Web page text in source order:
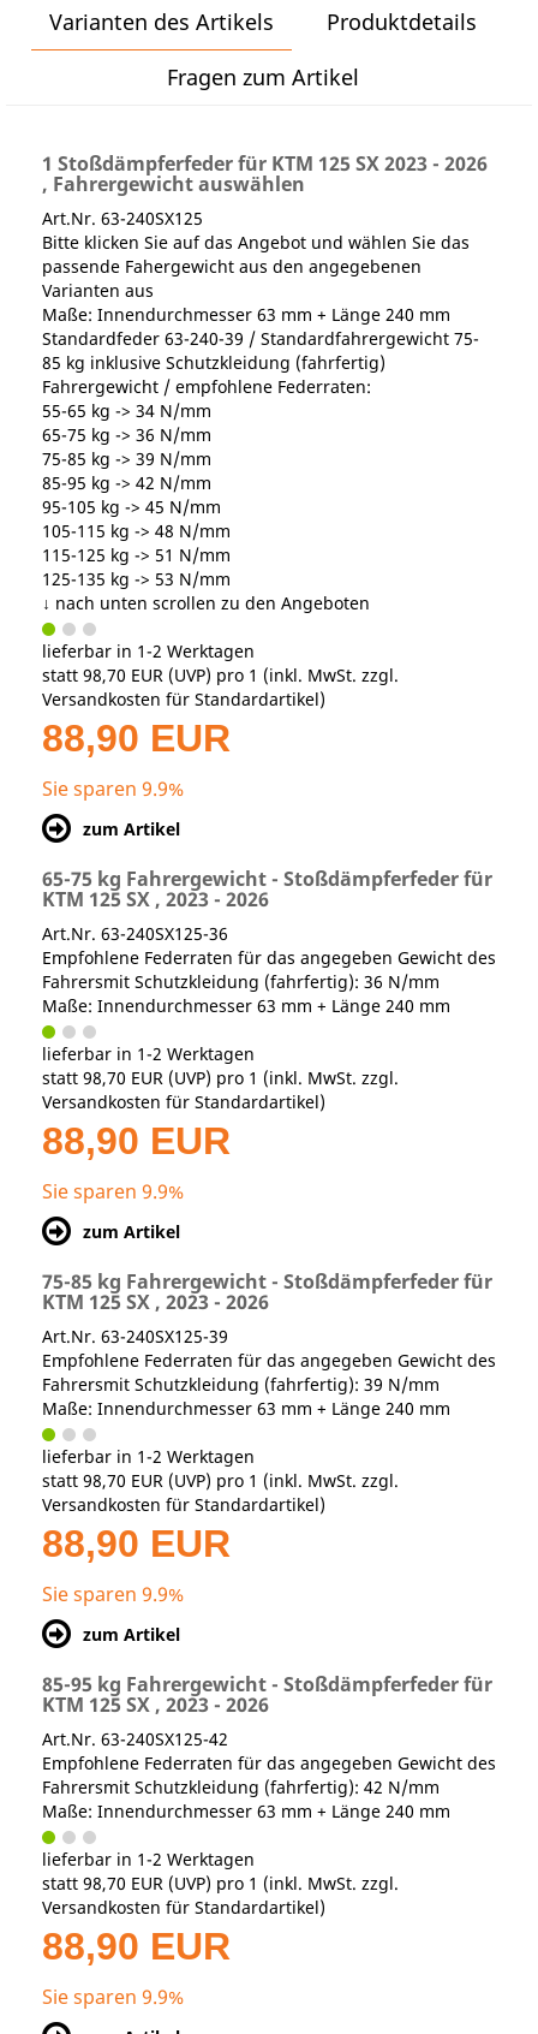
Varianten des Artikels
Produktdetails
Fragen zum Artikel
1 Stoßdämpferfeder für KTM 125 SX 2023 - 2026
, Fahrergewicht auswählen
Art.Nr. 63-240SX125
Bitte klicken Sie auf das Angebot und wählen Sie das
passende Fahergewicht aus den angegebenen
Varianten aus
Maße: Innendurchmesser 63 mm + Länge 240 mm
Standardfeder 63-240-39 / Standardfahrergewicht 75-
85 kg inklusive Schutzkleidung (fahrfertig)
Fahrergewicht / empfohlene Federraten:
55-65 kg -> 34 N/mm
65-75 kg -> 36 N/mm
75-85 kg -> 39 N/mm
85-95 kg -> 42 N/mm
95-105 kg -> 45 N/mm
105-115 kg -> 48 N/mm
115-125 kg -> 51 N/mm
125-135 kg -> 53 N/mm
↓ nach unten scrollen zu den Angeboten
lieferbar in 1-2 Werktagen
statt 98,70 EUR (UVP) pro 1 (inkl. MwSt. zzgl.
Versandkosten für Standardartikel)
88,90 EUR
Sie sparen 9.9%
zum Artikel
65-75 kg Fahrergewicht - Stoßdämpferfeder für
KTM 125 SX , 2023 - 2026
Art.Nr. 63-240SX125-36
Empfohlene Federraten für das angegeben Gewicht des
Fahrersmit Schutzkleidung (fahrfertig): 36 N/mm
Maße: Innendurchmesser 63 mm + Länge 240 mm
lieferbar in 1-2 Werktagen
statt 98,70 EUR (UVP) pro 1 (inkl. MwSt. zzgl.
Versandkosten für Standardartikel)
88,90 EUR
Sie sparen 9.9%
zum Artikel
75-85 kg Fahrergewicht - Stoßdämpferfeder für
KTM 125 SX , 2023 - 2026
Art.Nr. 63-240SX125-39
Empfohlene Federraten für das angegeben Gewicht des
Fahrersmit Schutzkleidung (fahrfertig): 39 N/mm
Maße: Innendurchmesser 63 mm + Länge 240 mm
lieferbar in 1-2 Werktagen
statt 98,70 EUR (UVP) pro 1 (inkl. MwSt. zzgl.
Versandkosten für Standardartikel)
88,90 EUR
Sie sparen 9.9%
zum Artikel
85-95 kg Fahrergewicht - Stoßdämpferfeder für
KTM 125 SX , 2023 - 2026
Art.Nr. 63-240SX125-42
Empfohlene Federraten für das angegeben Gewicht des
Fahrersmit Schutzkleidung (fahrfertig): 42 N/mm
Maße: Innendurchmesser 63 mm + Länge 240 mm
lieferbar in 1-2 Werktagen
statt 98,70 EUR (UVP) pro 1 (inkl. MwSt. zzgl.
Versandkosten für Standardartikel)
88,90 EUR
Sie sparen 9.9%